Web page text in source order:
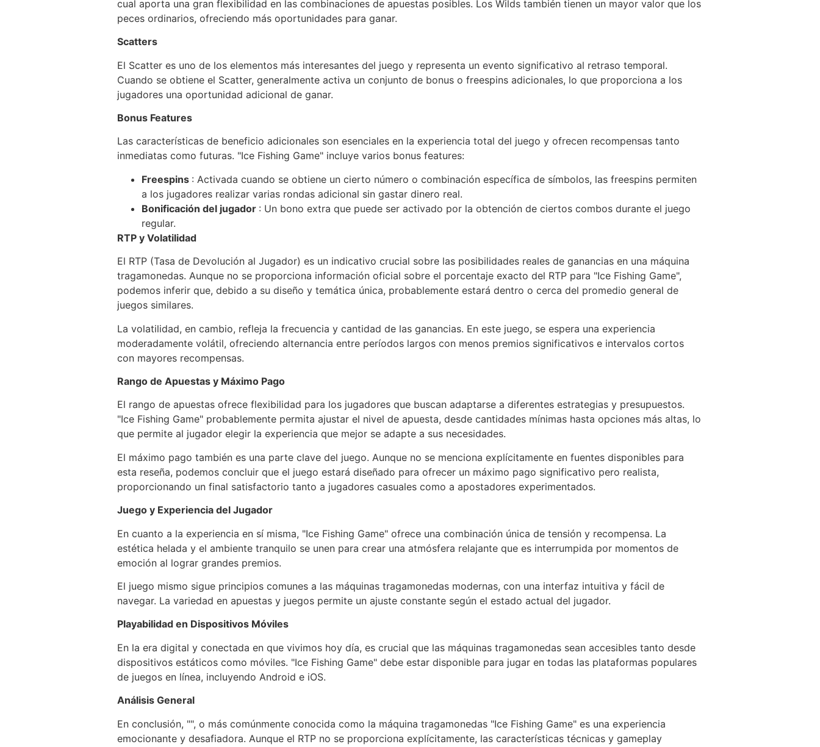
cual aporta una gran flexibilidad en las combinaciones de apuestas posibles. Los Wilds también tienen un mayor valor que los
peces ordinarios, ofreciendo más oportunidades para ganar.
Scatters
El Scatter es uno de los elementos más interesantes del juego y representa un evento significativo al retraso temporal.
Cuando se obtiene el Scatter, generalmente activa un conjunto de bonus o freespins adicionales, lo que proporciona a los
jugadores una oportunidad adicional de ganar.
Bonus Features
Las características de beneficio adicionales son esenciales en la experiencia total del juego y ofrecen recompensas tanto
inmediatas como futuras. "Ice Fishing Game" incluye varios bonus features:
Freespins : Activada cuando se obtiene un cierto número o combinación específica de símbolos, las freespins permiten
a los jugadores realizar varias rondas adicional sin gastar dinero real.
Bonificación del jugador : Un bono extra que puede ser activado por la obtención de ciertos combos durante el juego
regular.
RTP y Volatilidad
El RTP (Tasa de Devolución al Jugador) es un indicativo crucial sobre las posibilidades reales de ganancias en una máquina
tragamonedas. Aunque no se proporciona información oficial sobre el porcentaje exacto del RTP para "Ice Fishing Game",
podemos inferir que, debido a su diseño y temática única, probablemente estará dentro o cerca del promedio general de
juegos similares.
La volatilidad, en cambio, refleja la frecuencia y cantidad de las ganancias. En este juego, se espera una experiencia
moderadamente volátil, ofreciendo alternancia entre períodos largos con menos premios significativos e intervalos cortos
con mayores recompensas.
Rango de Apuestas y Máximo Pago
El rango de apuestas ofrece flexibilidad para los jugadores que buscan adaptarse a diferentes estrategias y presupuestos.
"Ice Fishing Game" probablemente permita ajustar el nivel de apuesta, desde cantidades mínimas hasta opciones más altas, lo
que permite al jugador elegir la experiencia que mejor se adapte a sus necesidades.
El máximo pago también es una parte clave del juego. Aunque no se menciona explícitamente en fuentes disponibles para
esta reseña, podemos concluir que el juego estará diseñado para ofrecer un máximo pago significativo pero realista,
proporcionando un final satisfactorio tanto a jugadores casuales como a apostadores experimentados.
Juego y Experiencia del Jugador
En cuanto a la experiencia en sí misma, "Ice Fishing Game" ofrece una combinación única de tensión y recompensa. La
estética helada y el ambiente tranquilo se unen para crear una atmósfera relajante que es interrumpida por momentos de
emoción al lograr grandes premios.
El juego mismo sigue principios comunes a las máquinas tragamonedas modernas, con una interfaz intuitiva y fácil de
navegar. La variedad en apuestas y juegos permite un ajuste constante según el estado actual del jugador.
Playabilidad en Dispositivos Móviles
En la era digital y conectada en que vivimos hoy día, es crucial que las máquinas tragamonedas sean accesibles tanto desde
dispositivos estáticos como móviles. "Ice Fishing Game" debe estar disponible para jugar en todas las plataformas populares
de juegos en línea, incluyendo Android e iOS.
Análisis General
En conclusión, "", o más comúnmente conocida como la máquina tragamonedas "Ice Fishing Game" es una experiencia
emocionante y desafiadora. Aunque el RTP no se proporciona explícitamente, las características técnicas y gameplay